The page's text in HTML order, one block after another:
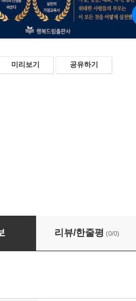
미리보기 공유하기
정에서 만들어진다
리뷰/한줄평 (0/0)